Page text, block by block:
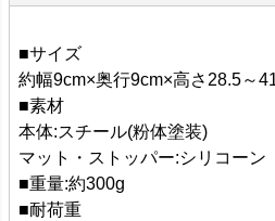
■サイズ
約幅9cm×奥行9cm×高さ28.5～
■素材
本体:スチール(粉体塗装)
マット・ストッパー:シリコーン
■重量:約300g
■耐荷重